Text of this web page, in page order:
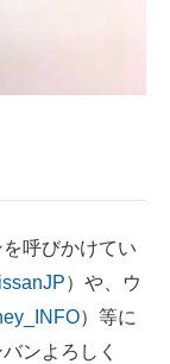
呼びかけてい
）や、ウ
）等に
ンよろしく